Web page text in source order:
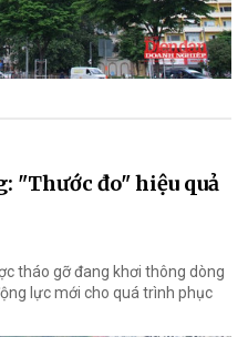
"Thước đo" hiệu quả
tháo gỡ đang khơi thông dòng
lực mới cho quá trình phục